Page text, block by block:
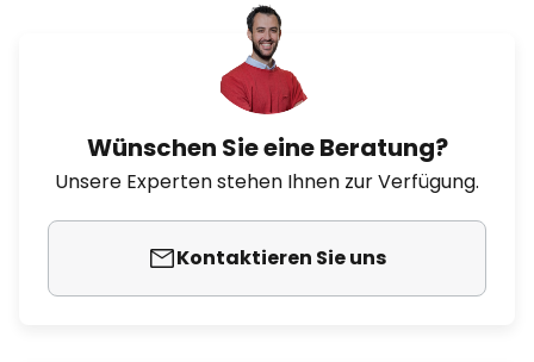
Wünschen Sie eine Beratung?
Unsere Experten stehen Ihnen zur Verfügung.
Kontaktieren Sie uns